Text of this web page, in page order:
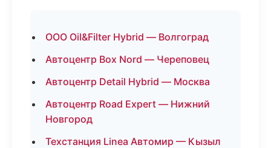
ООО Oil&Filter Hybrid — Волгоград
Автоцентр Box Nord — Череповец
Автоцентр Detail Hybrid — Москва
Автоцентр Road Expert — Нижний
Новгород
Техстанция Linea Автомир — Кызыл